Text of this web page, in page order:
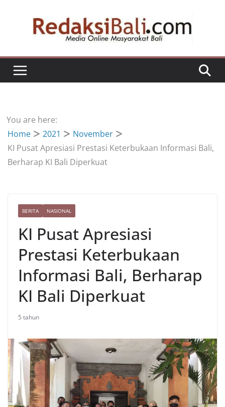
You are here:
Home
2021
November
KI Pusat Apresiasi Prestasi Keterbukaan Informasi Bali,
Berharap KI Bali Diperkuat
BERITA NASIONAL
KI Pusat Apresiasi
Prestasi Keterbukaan
Informasi Bali, Berharap
KI Bali Diperkuat
5 tahun